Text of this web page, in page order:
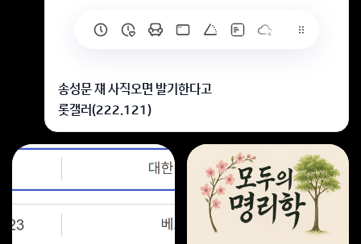
송성문 쟤 사직오면 발기한다고
롯갤러(222.121)
https://gall.dcinside.com/board/view/?
id=giants_new3&no=1361292&page=1
📌 연관글:
2칰)) 아까 너네 투수 WAR 봤는데,
겆갤 가보니까 송성문 파는거 콜인데 아가동희 받고싶대